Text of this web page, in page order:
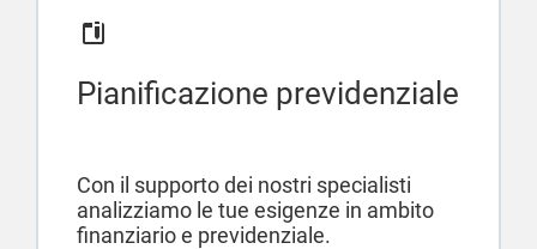
Pianificazione previdenziale
Con il supporto dei nostri specialisti
analizziamo le tue esigenze in ambito
finanziario e previdenziale.